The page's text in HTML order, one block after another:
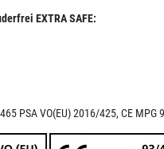
EXTRA SAFE:
PSA VO(EU) 2016/425, CE